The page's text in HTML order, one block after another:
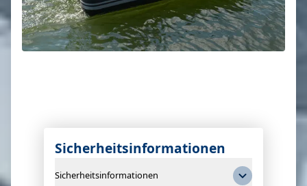
Sicherheitsinformationen
Sicherheitsinformationen